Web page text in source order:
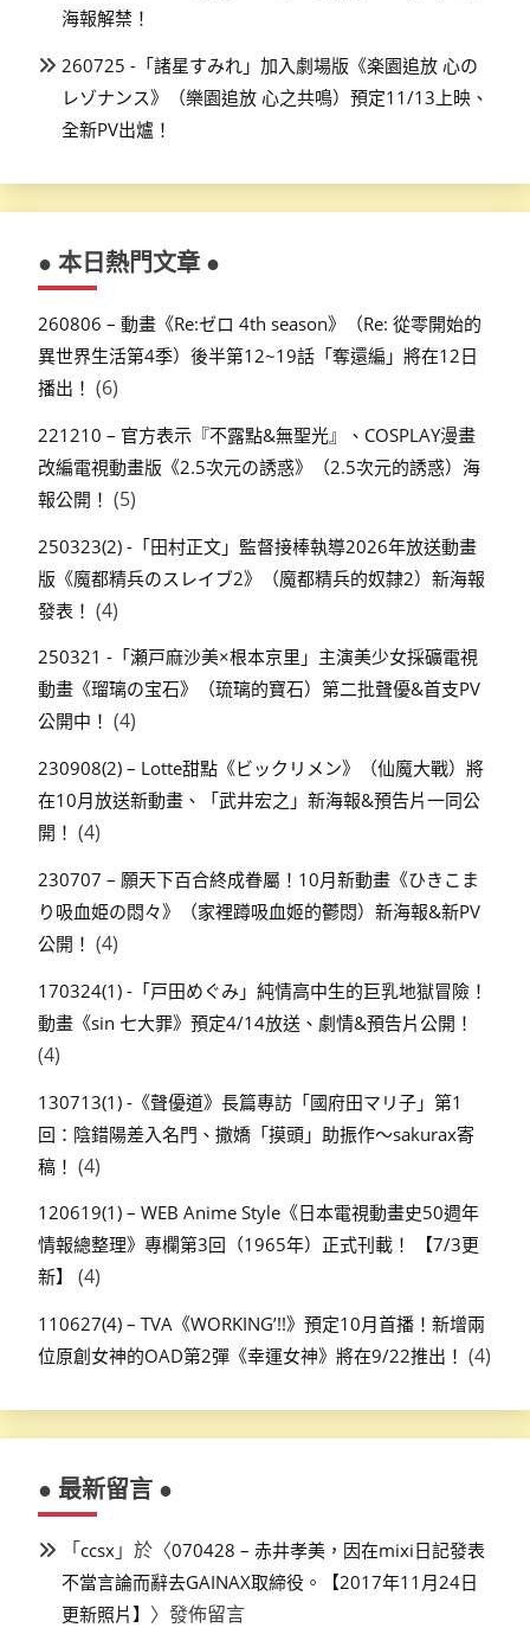
海報解禁！
260725 -「諸星すみれ」加入劇場版《楽園追放 心の
レゾナンス》（樂園追放 心之共鳴）預定11/13上映、
全新PV出爐！
● 本日熱門文章 ●
260806 – 動畫《Re:ゼロ 4th season》（Re: 從零開始的
異世界生活第4季）後半第12~19話「奪還編」將在12日
播出！ (6)
221210 – 官方表示『不露點&無聖光』、COSPLAY漫畫
改編電視動畫版《2.5次元の誘惑》（2.5次元的誘惑）海
報公開！ (5)
250323(2) -「田村正文」監督接棒執導2026年放送動畫
版《魔都精兵のスレイブ2》（魔都精兵的奴隸2）新海報
發表！ (4)
250321 -「瀬戸麻沙美×根本京里」主演美少女採礦電視
動畫《瑠璃の宝石》（琉璃的寶石）第二批聲優&首支PV
公開中！ (4)
230908(2) – Lotte甜點《ビックリメン》（仙魔大戰）將
在10月放送新動畫、「武井宏之」新海報&預告片一同公
開！ (4)
230707 – 願天下百合終成眷屬！10月新動畫《ひきこま
り吸血姫の悶々》（家裡蹲吸血姬的鬱悶）新海報&新PV
公開！ (4)
170324(1) -「戸田めぐみ」純情高中生的巨乳地獄冒險！
動畫《sin 七大罪》預定4/14放送、劇情&預告片公開！
(4)
130713(1) -《聲優道》長篇專訪「國府田マリ子」第1
回：陰錯陽差入名門、撒嬌「摸頭」助振作～sakurax寄
稿！ (4)
120619(1) – WEB Anime Style《日本電視動畫史50週年
情報總整理》專欄第3回（1965年）正式刊載！ 【7/3更
新】
(4)
110627(4) – TVA《WORKING’!!》預定10月首播！新增兩
位原創女神的OAD第2彈《幸運女神》將在9/22推出！ (4)
● 最新留言 ●
「ccsx 」於〈070428 – 赤井孝美，因在mixi日記發表
不當言論而辭去GAINAX取締役。【2017年11月24日
更新照片】 〉發佈留言